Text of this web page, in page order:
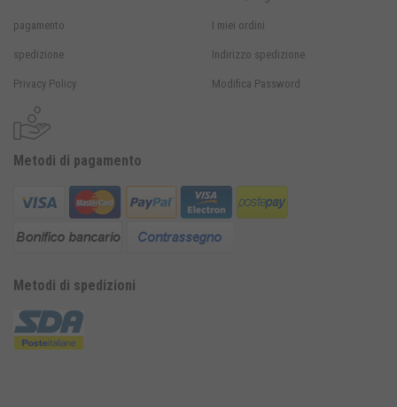
Metodi di pagamento
Metodi di spedizioni
pagamento
spedizione
Privacy Policy
I miei ordini
Indirizzo spedizione
Modifica Password